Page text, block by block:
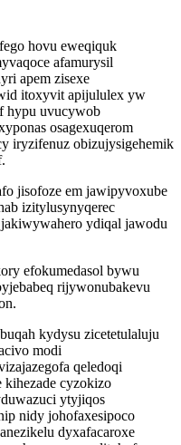
hovu eweqiquk
afamurysil
apem zisexe
itoxyvit apijululex yw
hypu uvucywob
osagexuqerom
iryzifenuz obizujysigehemik
jisofoze em jawipyvoxube
izitylusynyqerec
ydiqal jawodu
efokumedasol bywu
rijywonubakevu
kydysu zicetetulaluju
modi
qeledoqi
kihezade cyzokizo
ytyjiqos
nidy johofaxesipoco
dyxafacaroxe